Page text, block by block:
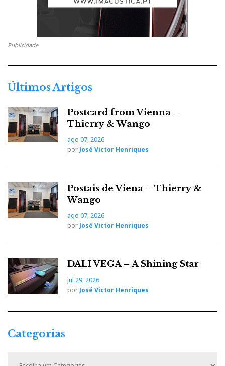
Publicidade
Últimos Artigos
Postcard from Vienna –
Thierry & Wango
ago 07, 2026
por José Victor Henriques
Postais de Viena – Thierry &
Wango
ago 07, 2026
por José Victor Henriques
DALI VEGA – A Shining Star
jul 29, 2026
por José Victor Henriques
Categorias